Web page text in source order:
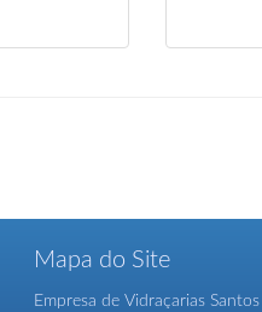
Mapa do Site
Empresa de Vidraçarias Santos